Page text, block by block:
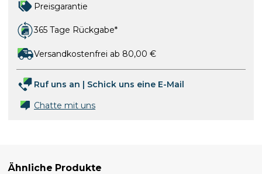
Preisgarantie
365 Tage Rückgabe*
Versandkostenfrei ab 80,00 €
Ruf uns an | Schick uns eine E-Mail
Chatte mit uns
Ähnliche Produkte